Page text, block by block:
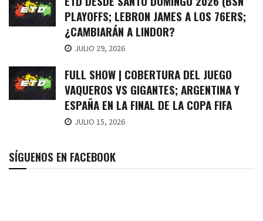
PLAYOFFS; LEBRON JAMES A LOS 76ERS;
¿CAMBIARÁN A LINDOR?
JULIO 29, 2026
FULL SHOW | COBERTURA DEL JUEGO
VAQUEROS VS GIGANTES; ARGENTINA Y
ESPAÑA EN LA FINAL DE LA COPA FIFA
JULIO 15, 2026
SÍGUENOS EN FACEBOOK